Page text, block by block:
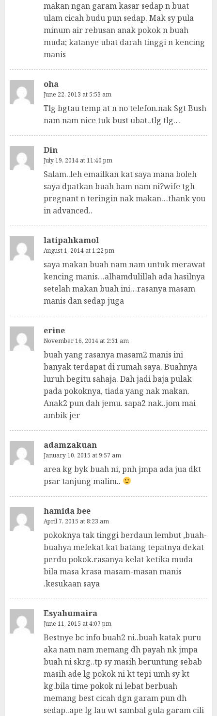
makan ngan garam kasar sedap n buat
ulam cicah budu pun sedap. Mak sy pula
minum air rebusan anak pokok n buah
muda; katanye ubat darah tinggi n kencing
manis
oha
June 22, 2013 at 5:53 am
Tlg bgtau temp at n no telefon.nak Sgt Bush
nam nam nice tuk bust ubat..tlg tlg…
Din
July 19, 2014 at 11:40 pm
Salam..leh emailkan kat saya mana boleh
saya dpatkan buah bam nam ni?wife tgh
pregnant n teringin nak makan…thank you
in advanced..
latipahkamol
August 1, 2014 at 1:22 pm
saya makan buah nam nam untuk merawat
kencing manis…alhamdulillah ada hasilnya
setelah makan buah ini…rasanya masam
manis dan sedap juga
erine
November 16, 2014 at 2:31 am
buah yang rasanya masam2 manis ini
banyak terdapat di rumah saya. Buahnya
luruh begitu sahaja. Dah jadi baja pulak
pada pokoknya, tiada yang nak makan.
Anak2 pun dah jemu. sapa2 nak..jom mai
ambik jer
adamzakuan
January 10, 2015 at 9:57 am
area kg byk buah ni, pnh jmpa ada jua dkt
psar tanjung malim..
hamida bee
April 7, 2015 at 8:23 am
pokoknya tak tinggi berdaun lembut ,buah-
buahya melekat kat batang tepatnya dekat
perdu pokok.rasanya kelat ketika muda
bila masa krasa masam-masan manis
.kesukaan saya
Esyahumaira
June 11, 2015 at 4:07 pm
Bestnye bc info buah2 ni..buah katak puru
aka nam nam memang dh payah nk jmpa
buah ni skrg..tp sy masih beruntung sebab
masih ade lg pokok ni kt tepi umh sy kt
kg.bila time pokok ni lebat berbuah
memang best cicah dgn garam pun dh
sedap..ape lg lau wt sambal gula garam cili